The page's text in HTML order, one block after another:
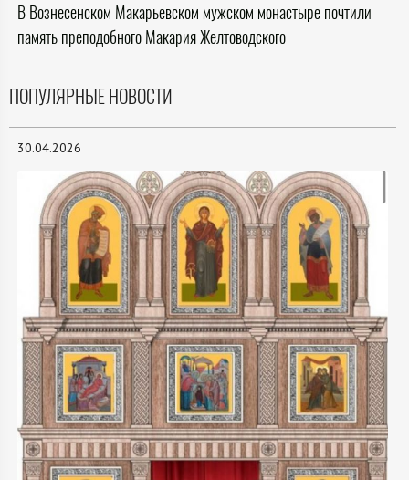
В Вознесенском Макарьевском мужском монастыре почтили
память преподобного Макария Желтоводского
ПОПУЛЯРНЫЕ НОВОСТИ
30.04.2026